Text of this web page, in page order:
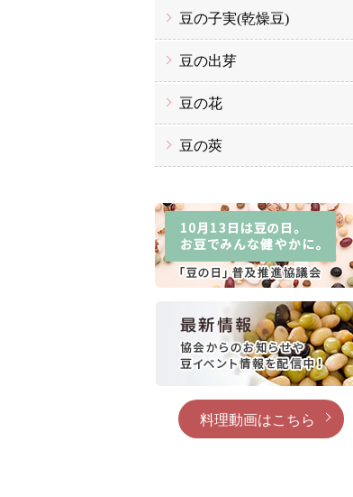
豆の子実(乾燥豆)
豆の出芽
豆の花
豆の莢
料理動画はこちら